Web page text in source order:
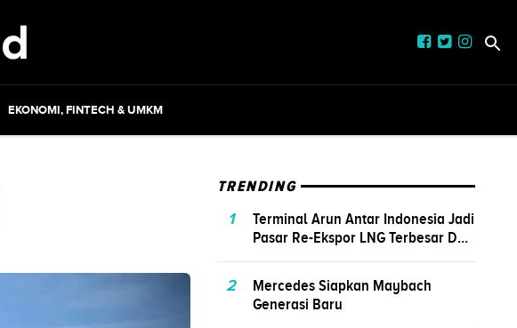
EKONOMI, FINTECH & UMKM
TRENDING
1
Terminal Arun Antar Indonesia Jadi
Pasar Re-Ekspor LNG Terbesar D...
2
Mercedes Siapkan Maybach
Generasi Baru